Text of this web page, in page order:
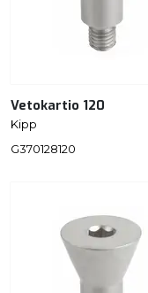
Vetokartio 120
Kipp
G370128120